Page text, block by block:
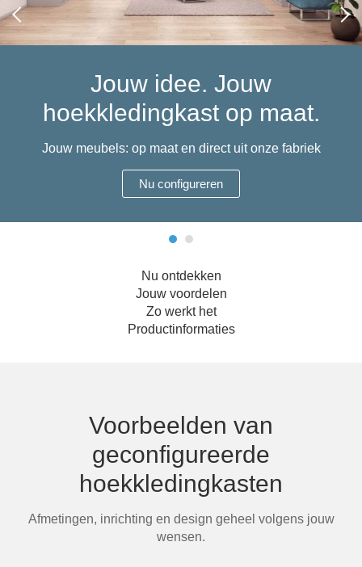
Jouw idee. Jouw
hoekkledingkast op maat.
Jouw meubels: op maat en direct uit onze fabriek
Nu configureren
Nu ontdekken
Jouw voordelen
Zo werkt het
Productinformaties
Voorbeelden van
geconfigureerde
hoekkledingkasten
Afmetingen, inrichting en design geheel volgens jouw
wensen.
Hoekbanken
Inloopkasten
Massief houten meubels
Open kasten
Slaapbanken & -fauteuils
Vitrinekasten
Voor schuine wanden
Wandboards
Glaswerelden